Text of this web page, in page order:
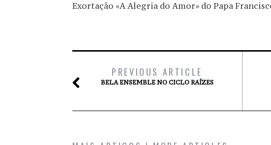
Exortação «A Alegria do Amor» do Papa
PREVIOUS ARTICLE
BELA ENSEMBLE NO CICLO RAÍZES